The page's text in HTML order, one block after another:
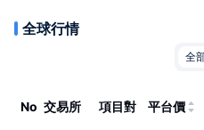
全球行情
全
No 交易所 項目對 平台價